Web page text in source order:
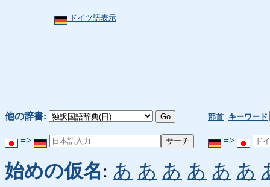
ドイツ語表示
他の辞書: 部首 キーワード
=> =>
始めの仮名: あ あ あ あ あ あ